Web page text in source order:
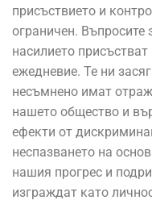
присъствието и
ограничен.
насилието
ежедневие. Те ни
несъмнено имат
нашето общество и
ефекти от
неспазването на
нашия прогрес и
изграждат като